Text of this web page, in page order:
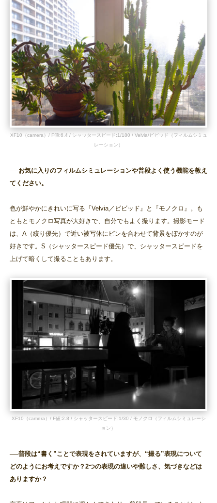
XF10（camera）/ F値:6.4 / シャッタースピード:1/180 / Velvia/ビビッド（フィルムシミュ
レーション）
──お気に入りのフィルムシミュレーションや普段よく使う機能を教え
てください。
色が鮮やかにきれいに写る『Velvia／ビビッド』と『モノクロ』。も
ともとモノクロ写真が大好きで、自分でもよく撮ります。撮影モード
は、A（絞り優先）で近い被写体にピンを合わせて背景をぼかすのが
好きです。S（シャッタースピード優先）で、シャッタースピードを
上げて暗くして撮ることもあります。
XF10（camera）/ F値:2.8 / シャッタースピード:1/30 / モノクロ（フィルムシミュレーシ
ョン）
──普段は“書く”ことで表現をされていますが、“撮る”表現について
どのようにお考えですか？2つの表現の違いや難しさ、気づきなどは
ありますか？